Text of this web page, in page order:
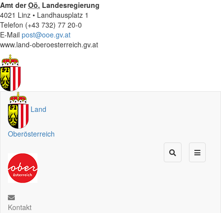
Amt derOö. Landesregierung
4021 Linz • Landhausplatz 1
Telefon (+43 732) 77 20-0
E-Mail post@ooe.gv.at
www.land-oberoesterreich.gv.at
Land
Oberösterreich
Kontakt